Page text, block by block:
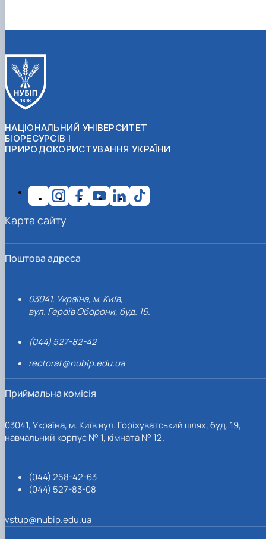
НАЦІОНАЛЬНИЙ УНІВЕРСИТЕТ
БІОРЕСУРСІВ І
ПРИРОДОКОРИСТУВАННЯ УКРАЇНИ
Поштова адреса
03041, Україна, м. Київ,
вул. Героїв Оборони, буд. 15.
(044) 527-82-42
rectorat@nubip.edu.ua
Приймальна комісія
03041, Україна, м. Київ вул. Горіхуватський шлях, буд. 19,
навчальний корпус № 1, кімната № 12.
(044) 258-42-63
(044) 527-83-08
vstup@nubip.edu.ua
Карта сайту